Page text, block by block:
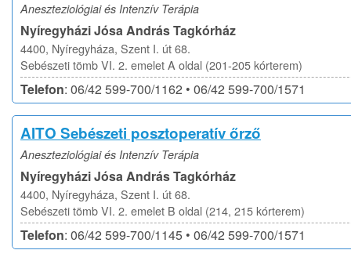
Aneszteziológiai és Intenzív Terápia
Nyíregyházi Jósa András Tagkórház
4400, Nyíregyháza, Szent I. út 68.
Sebészeti tömb VI. 2. emelet A oldal (201-205 kórterem)
Telefon: 06/42 599-700/1162 • 06/42 599-700/1571
AITO Sebészeti posztoperatív őrző
Aneszteziológiai és Intenzív Terápia
Nyíregyházi Jósa András Tagkórház
4400, Nyíregyháza, Szent I. út 68.
Sebészeti tömb VI. 2. emelet B oldal (214, 215 kórterem)
Telefon: 06/42 599-700/1145 • 06/42 599-700/1571